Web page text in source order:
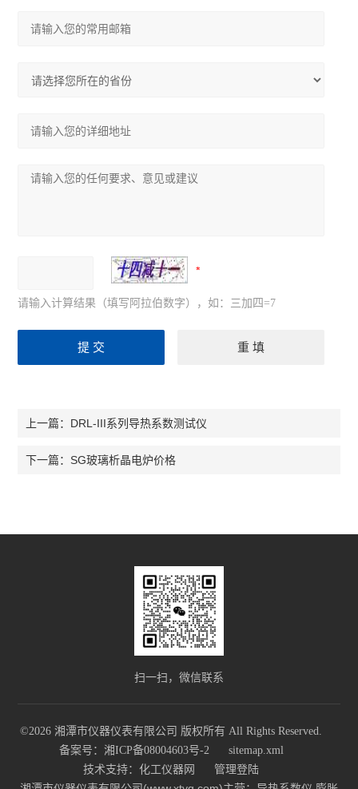
请输入计算结果（填写阿拉伯数字），如：三加四=7
上一篇： DRL-III系列导热系数测试仪
下一篇： SG玻璃析晶电炉价格
扫一扫，微信联系
©2026 湘潭市仪器仪表有限公司 版权所有 All Rights Reserved.
备案号：湘ICP备08004603号-2
sitemap.xml
技术支持： 化工仪器网 管理登陆